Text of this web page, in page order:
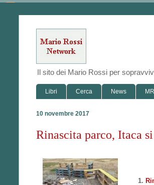
Il sito dei Mario Rossi per
Libri Cerca News
10 novembre 2017
Rinascita parco, Itaca